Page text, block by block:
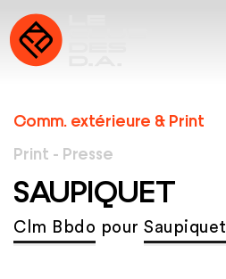
Comm. extérieure & Print
Print - Presse
SAUPIQUET
Clm Bbdo pour Saupiquet